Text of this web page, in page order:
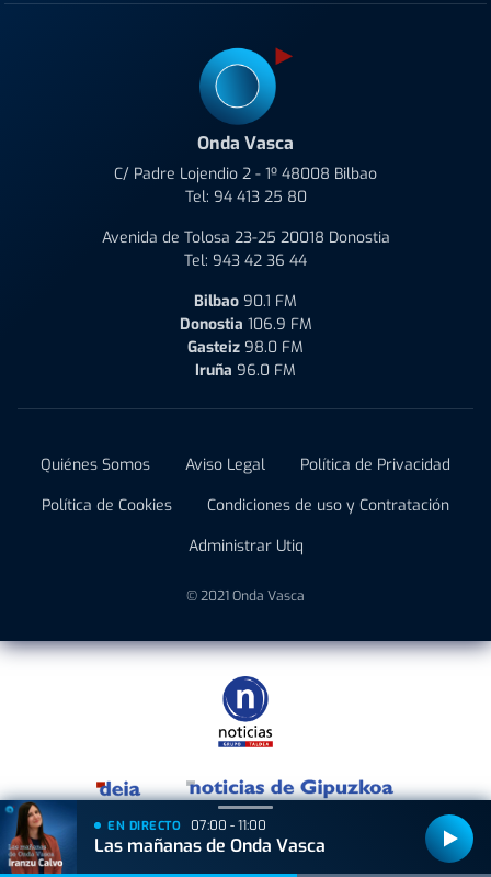
Onda Vasca
C/ Padre Lojendio 2 - 1º 48008 Bilbao
Tel: 94 413 25 80
Avenida de Tolosa 23-25 20018 Donostia
Tel: 943 42 36 44
Bilbao 90.1 FM
Donostia 106.9 FM
Gasteiz 98.0 FM
Iruña 96.0 FM
Quiénes Somos Aviso Legal
Política de Privacidad
Política de Cookies
Condiciones de uso y Contratación
Administrar Utiq
© 2021 Onda Vasca
EN DIRECTO 07:00 - 11:00
Las mañanas de Onda Vasca